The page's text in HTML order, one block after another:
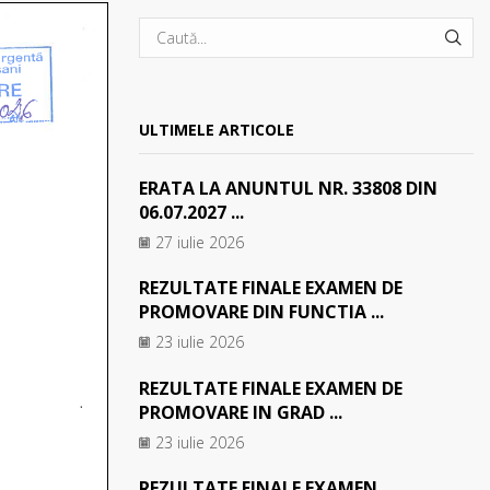
ULTIMELE ARTICOLE
ERATA LA ANUNTUL NR. 33808 DIN
06.07.2027 ...
27 iulie 2026
REZULTATE FINALE EXAMEN DE
PROMOVARE DIN FUNCTIA ...
23 iulie 2026
REZULTATE FINALE EXAMEN DE
PROMOVARE IN GRAD ...
23 iulie 2026